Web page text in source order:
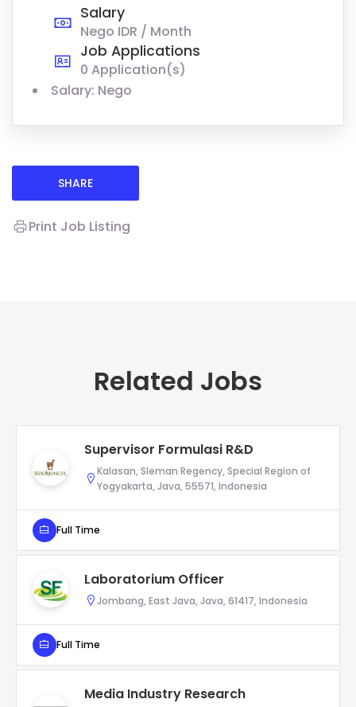
Salary
Nego IDR / Month
Job Applications
0 Application(s)
Salary: Nego
SHARE
Print Job Listing
Related Jobs
Supervisor Formulasi R&D
Kalasan, Sleman Regency, Special Region of
Yogyakarta, Java, 55571, Indonesia
Full Time
Laboratorium Officer
Jombang, East Java, Java, 61417, Indonesia
Full Time
Media Industry Research